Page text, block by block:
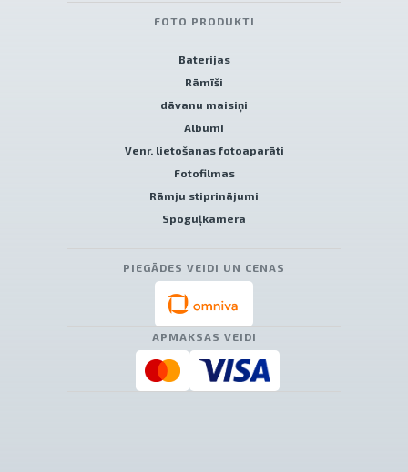
FOTO PRODUKTI
Baterijas
Rāmīši
dāvanu maisiņi
Albumi
Venr. lietošanas fotoaparāti
Fotofilmas
Rāmju stiprinājumi
Spoguļkamera
PIEGĀDES VEIDI UN CENAS
APMAKSAS VEIDI